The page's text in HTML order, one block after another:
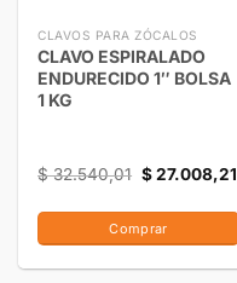
CLAVOS PARA ZÓCALOS
CLAVO ESPIRALADO
ENDURECIDO 1″ BOLSA
1 KG
$32.540,01 $27.008,21
Comprar